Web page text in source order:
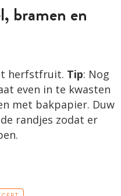
bramen en
herfstfruit. Tip: Nog
even in te kwasten
met bakpapier. Duw
randjes zodat er